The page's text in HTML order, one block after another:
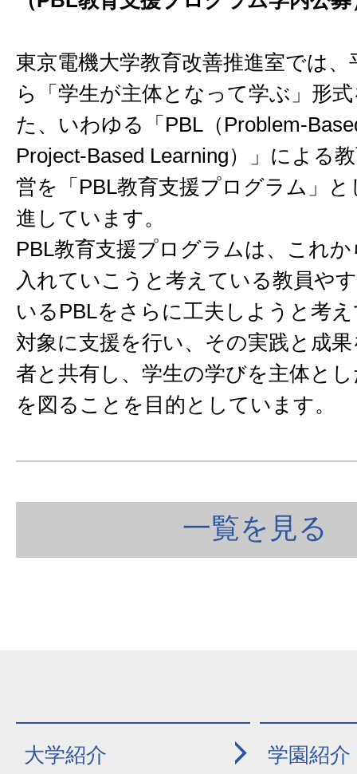
東京電機大学教育改善推進室では、
ら「学生が主体となって学ぶ」形
た、いわゆる「PBL（Problem-
Project-Based Learning）」による
営を「PBL教育支援プログラム」
進しています。
PBL教育支援プログラムは、これ
入れていこうと考えている教員や
いるPBLをさらに工夫しようと考
対象に支援を行い、その実践と成
者と共有し、学生の学びを主体と
を図ることを目的としています。
一覧を見る
大学紹介 学園紹介